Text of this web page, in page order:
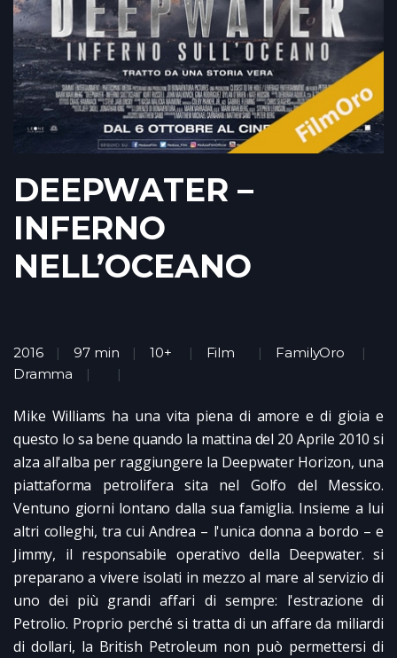
DEEPWATER –
INFERNO
NELL’OCEANO
2016 97 min 10+ Film
FamilyOro
Dramma
Mike Williams ha una vita piena di amore e di gioia e
questo lo sa bene quando la mattina del 20 Aprile 2010 si
alza all'alba per raggiungere la Deepwater Horizon, una
piattaforma petrolifera sita nel Golfo del Messico.
Ventuno giorni lontano dalla sua famiglia. Insieme a lui
altri colleghi, tra cui Andrea – l'unica donna a bordo – e
Jimmy, il responsabile operativo della Deepwater. si
preparano a vivere isolati in mezzo al mare al servizio di
uno dei più grandi affari di sempre: l'estrazione di
Petrolio. Proprio perché si tratta di un affare da miliardi
di dollari, la British Petroleum non può permettersi di